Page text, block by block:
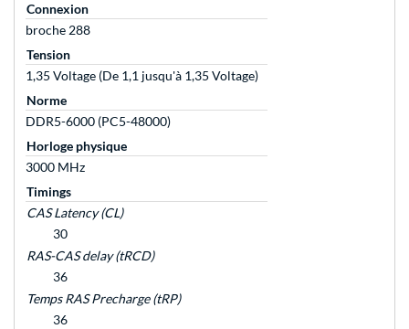
Connexion
broche 288
Tension
1,35 Voltage (De 1,1 jusqu'à 1,35 Voltage)
Norme
DDR5-6000 (PC5-48000)
Horloge physique
3000 MHz
Timings
CAS Latency (CL)
30
RAS-CAS delay (tRCD)
36
Temps RAS Precharge (tRP)
36